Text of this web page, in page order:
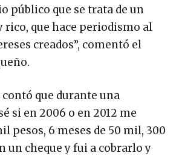
público que se trata de un
rico, que hace periodismo al
creados”, comentó el
que durante una
si en 2006 o en 2012 me
pesos, 6 meses de 50 mil, 300
un cheque y fui a cobrarlo y